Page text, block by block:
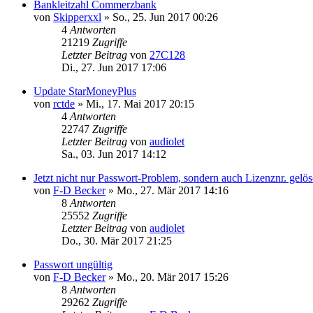
Bankleitzahl Commerzbank
von Skipperxxl » So., 25. Jun 2017 00:26
4 Antworten
21219 Zugriffe
Letzter Beitrag von 27C128
Di., 27. Jun 2017 17:06
Update StarMoneyPlus
von rctde » Mi., 17. Mai 2017 20:15
4 Antworten
22747 Zugriffe
Letzter Beitrag von audiolet
Sa., 03. Jun 2017 14:12
Jetzt nicht nur Passwort-Problem, sondern auch Lizenznr.
von F-D Becker» Mo., 27. Mär 2017 14:16
8 Antworten
25552 Zugriffe
Letzter Beitrag von audiolet
Do., 30. Mär 2017 21:25
Passwort ungültig
von F-D Becker» Mo., 20. Mär 2017 15:26
8 Antworten
29262 Zugriffe